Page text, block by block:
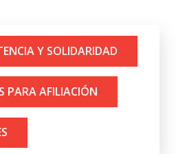
Y SOLIDARIDAD
PARA AFILIACIÓN